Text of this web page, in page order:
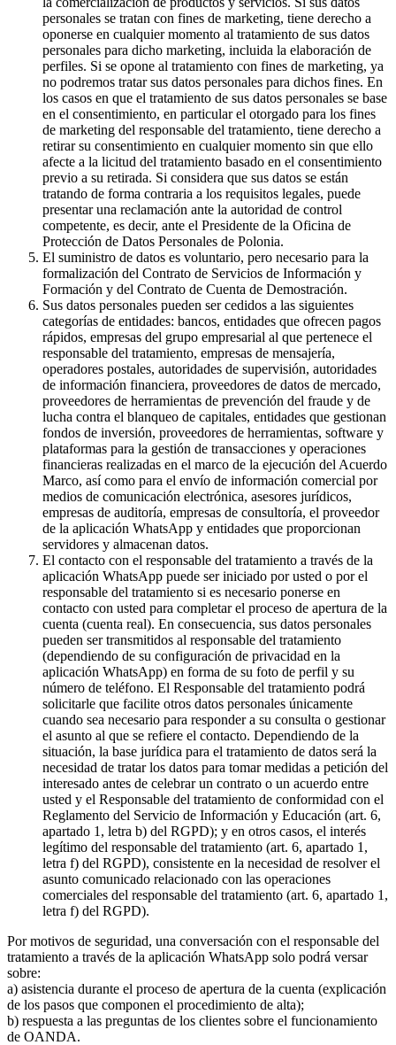
personales se tratan con fines de marketing, tiene derecho a
oponerse en cualquier momento al tratamiento de sus datos
personales para dicho marketing, incluida la elaboración de
perfiles. Si se opone al tratamiento con fines de marketing, ya
no podremos tratar sus datos personales para dichos fines. En
los casos en que el tratamiento de sus datos personales se base
en el consentimiento, en particular el otorgado para los fines
de marketing del responsable del tratamiento, tiene derecho a
retirar su consentimiento en cualquier momento sin que ello
afecte a la licitud del tratamiento basado en el consentimiento
previo a su retirada. Si considera que sus datos se están
tratando de forma contraria a los requisitos legales, puede
presentar una reclamación ante la autoridad de control
competente, es decir, ante el Presidente de la Oficina de
Protección de Datos Personales de Polonia.
El suministro de datos es voluntario, pero necesario para la
formalización del Contrato de Servicios de Información y
Formación y del Contrato de Cuenta de Demostración.
Sus datos personales pueden ser cedidos a las siguientes
categorías de entidades: bancos, entidades que ofrecen pagos
rápidos, empresas del grupo empresarial al que pertenece el
responsable del tratamiento, empresas de mensajería,
operadores postales, autoridades de supervisión, autoridades
de información financiera, proveedores de datos de mercado,
proveedores de herramientas de prevención del fraude y de
lucha contra el blanqueo de capitales, entidades que gestionan
fondos de inversión, proveedores de herramientas, software y
plataformas para la gestión de transacciones y operaciones
financieras realizadas en el marco de la ejecución del Acuerdo
Marco, así como para el envío de información comercial por
medios de comunicación electrónica, asesores jurídicos,
empresas de auditoría, empresas de consultoría, el proveedor
de la aplicación WhatsApp y entidades que proporcionan
servidores y almacenan datos.
El contacto con el responsable del tratamiento a través de la
aplicación WhatsApp puede ser iniciado por usted o por el
responsable del tratamiento si es necesario ponerse en
contacto con usted para completar el proceso de apertura de la
cuenta (cuenta real). En consecuencia, sus datos personales
pueden ser transmitidos al responsable del tratamiento
(dependiendo de su configuración de privacidad en la
aplicación WhatsApp) en forma de su foto de perfil y su
número de teléfono. El Responsable del tratamiento podrá
solicitarle que facilite otros datos personales únicamente
cuando sea necesario para responder a su consulta o gestionar
el asunto al que se refiere el contacto. Dependiendo de la
situación, la base jurídica para el tratamiento de datos será la
necesidad de tratar los datos para tomar medidas a petición del
interesado antes de celebrar un contrato o un acuerdo entre
usted y el Responsable del tratamiento de conformidad con el
Reglamento del Servicio de Información y Educación (art. 6,
apartado 1, letra b) del RGPD); y en otros casos, el interés
legítimo del responsable del tratamiento (art. 6, apartado 1,
letra f) del RGPD), consistente en la necesidad de resolver el
asunto comunicado relacionado con las operaciones
comerciales del responsable del tratamiento (art. 6, apartado 1,
letra f) del RGPD).
Por motivos de seguridad, una conversación con el responsable del
tratamiento a través de la aplicación WhatsApp solo podrá versar
sobre:
a) asistencia durante el proceso de apertura de la cuenta (explicación
de los pasos que componen el procedimiento de alta);
b) respuesta a las preguntas de los clientes sobre el funcionamiento
de OANDA.